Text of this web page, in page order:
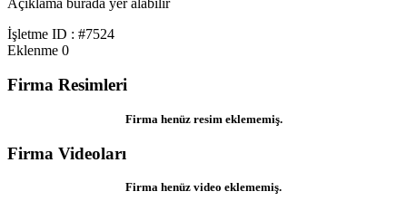
İşletme ID : #7524
Eklenme 0
Firma Resimleri
Firma henüz resim eklememiş.
Firma Videoları
Firma henüz video eklememiş.